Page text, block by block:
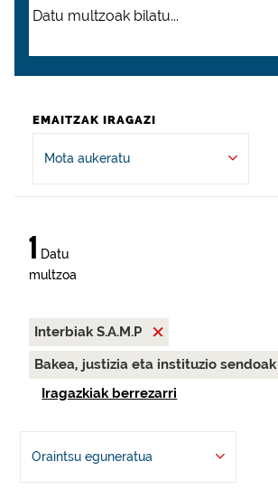
EMAITZAK IRAGAZI
Mota aukeratu
1 Datu
multzoa
Interbiak S.A.M.P
Bakea, justizia eta instituzio sendoak
Iragazkiak berrezarri
Oraintsu eguneratua